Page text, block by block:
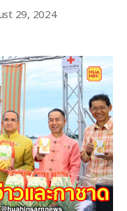
29, 2024